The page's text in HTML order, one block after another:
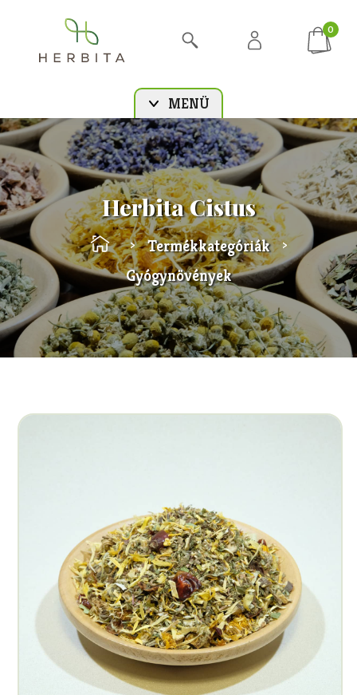
0
MENÜ
Herbita Cistus
> Termékkategóriák >
Gyógynövények